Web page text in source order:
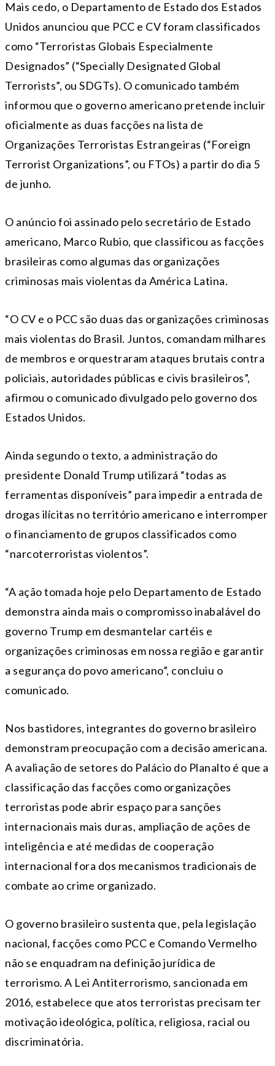
Mais cedo, o Departamento de Estado dos Estados
Unidos anunciou que PCC e CV foram classificados
como “Terroristas Globais Especialmente
Designados” (“Specially Designated Global
Terrorists”, ou SDGTs). O comunicado também
informou que o governo americano pretende incluir
oficialmente as duas facções na lista de
Organizações Terroristas Estrangeiras (“Foreign
Terrorist Organizations”, ou FTOs) a partir do dia 5
de junho.
O anúncio foi assinado pelo secretário de Estado
americano, Marco Rubio, que classificou as facções
brasileiras como algumas das organizações
criminosas mais violentas da América Latina.
“O CV e o PCC são duas das organizações criminosas
mais violentas do Brasil. Juntos, comandam milhares
de membros e orquestraram ataques brutais contra
policiais, autoridades públicas e civis brasileiros”,
afirmou o comunicado divulgado pelo governo dos
Estados Unidos.
Ainda segundo o texto, a administração do
presidente Donald Trump utilizará “todas as
ferramentas disponíveis” para impedir a entrada de
drogas ilícitas no território americano e interromper
o financiamento de grupos classificados como
“narcoterroristas violentos”.
“A ação tomada hoje pelo Departamento de Estado
demonstra ainda mais o compromisso inabalável do
governo Trump em desmantelar cartéis e
organizações criminosas em nossa região e garantir
a segurança do povo americano”, concluiu o
comunicado.
Nos bastidores, integrantes do governo brasileiro
demonstram preocupação com a decisão americana.
A avaliação de setores do Palácio do Planalto é que a
classificação das facções como organizações
terroristas pode abrir espaço para sanções
internacionais mais duras, ampliação de ações de
inteligência e até medidas de cooperação
internacional fora dos mecanismos tradicionais de
combate ao crime organizado.
O governo brasileiro sustenta que, pela legislação
nacional, facções como PCC e Comando Vermelho
não se enquadram na definição jurídica de
terrorismo. A Lei Antiterrorismo, sancionada em
2016, estabelece que atos terroristas precisam ter
motivação ideológica, política, religiosa, racial ou
discriminatória.